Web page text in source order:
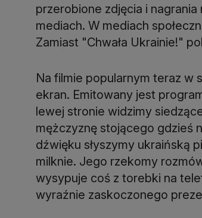
przerobione zdjęcia i
mediach. W mediach
Zamiast "Chwała Ukrainie!"
Na filmie popularnym teraz w
ekran. Emitowany jest
lewej stronie widzimy
mężczyznę stojącego gdzieś
dźwięku słyszymy ukraińską
milknie. Jego rzekomy
wysypuje coś z torebki na
wyraźnie zaskoczonego